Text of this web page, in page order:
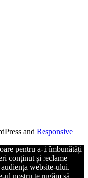
and Responsive
pentru a-ți îmbunătăți
conținut și reclame
website-ului.
ul nostru te rugăm să